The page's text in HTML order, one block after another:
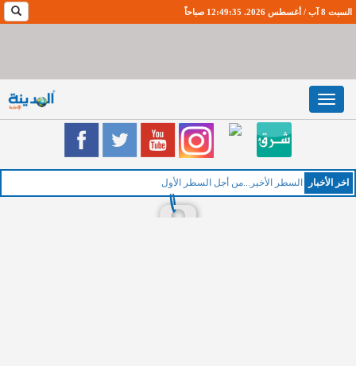
السبت 8 آب / أغسطس 2026. 12:49:36 صباحاً
Toggle
navigation
اخر اﻷخبار